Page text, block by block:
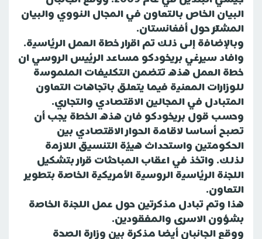
البيان الخاص بالتعاون في المجال النووي والبيان
المشترك حول أفغانستان.
وبالإضافة إلى ذلك تم اقرار خطة العمل الرئاسية.
وافاد سيرغي بريخودكو مساعد الرئيس الروسي ان
خطة العمل هذه تتضمن التكليفات الملموسة
للوزارات المعنية فيما يتعلق باتجاهات التعاون
المتبادل في المجالين الاقتصادي والتجاري.
وحسب قول بريخودكو فان هذه الخطة يجب أن
تصبح أساسا لاقامة الحوار الاقتصادي بين
الحكومتين واستحداث هيئة التنسيق اللازمة
لذلك. واتخذ في اعقاب المباحثات قرار بتشكيل
اللجنة الرئاسية الروسية الأمريكية الخاصة بتطوير
التعاون.
هذا وتم تبادل مذكرتين حول عمل اللجنة الخاصة
بشؤون الاسرى والمفقودين.
ووقع الجانبان أيضا مذكرة بين وزارة الصحة